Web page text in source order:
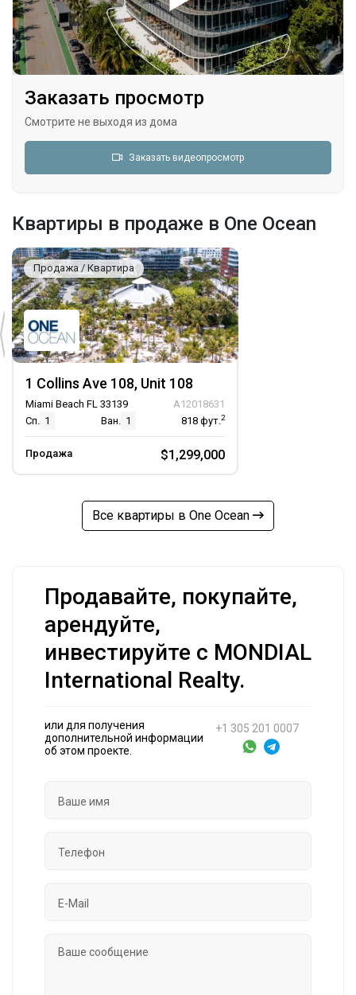
Заказать просмотр
Смотрите не выходя из дома
Заказать видеопросмотр
Квартиры в продаже в One Ocean
Продажа / Квартира
1 Collins Ave 108, Unit 108
Miami Beach FL 33139
A12018631
Сп. 1 Ван. 1 818 фут.2
Продажа $1,299,000
Все квартиры в One Ocean
Продавайте, покупайте,
арендуйте,
инвестируйте с MONDIAL
International Realty.
или для получения
дополнительной информации
об этом проекте.
+1 305 201 0007